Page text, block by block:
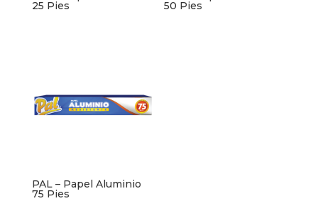
25 Pies 50 Pies
PAL – Papel Aluminio
75 Pies